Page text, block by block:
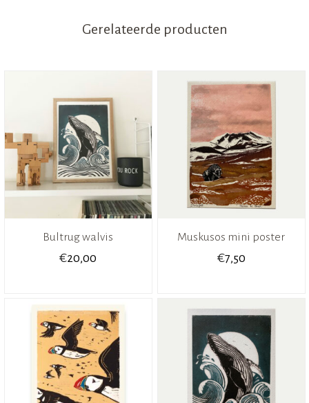
Gerelateerde producten
Bultrug walvis
€20,00
Muskusos mini poster
€7,50